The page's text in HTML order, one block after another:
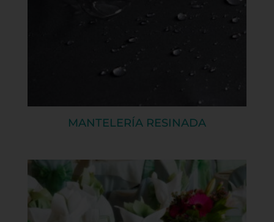
MANTELERÍA RESINADA